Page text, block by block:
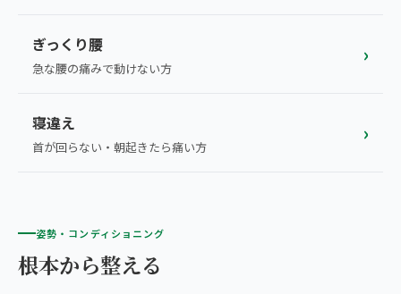
ぎっくり腰
急な腰の痛みで動けない方
›
寝違え
首が回らない・朝起きたら痛い方
›
姿勢・コンディショニング
根本から整える